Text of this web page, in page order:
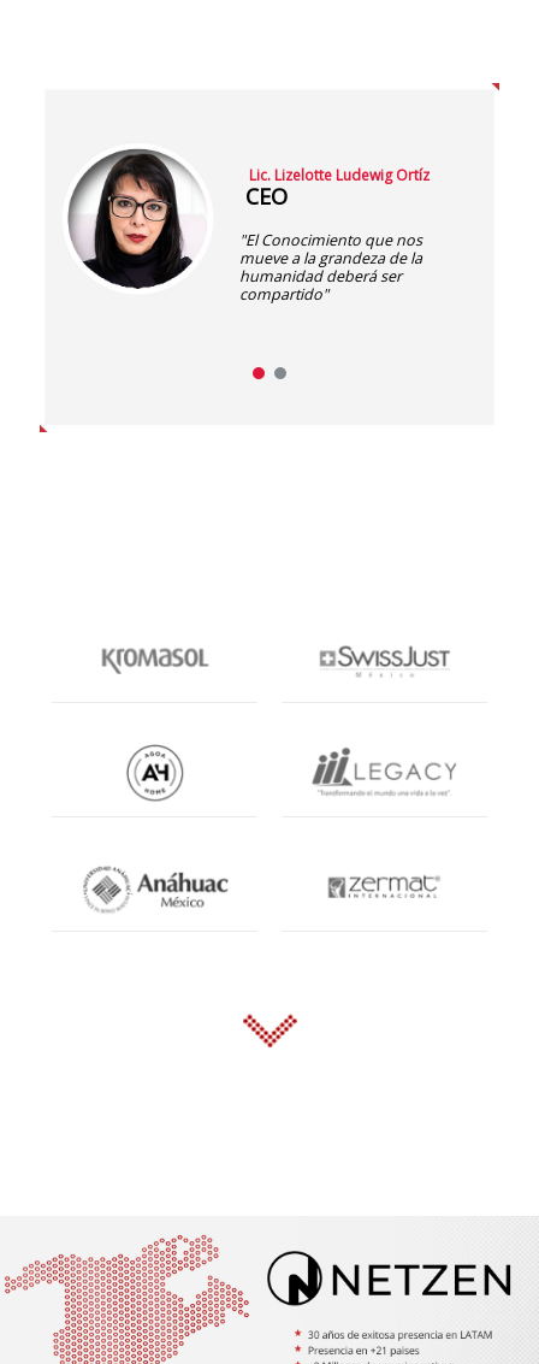
Lic. Lizelotte Ludewig Ortíz
CEO
"El Conocimiento que nos
mueve a la grandeza de la
humanidad deberá ser
compartido"